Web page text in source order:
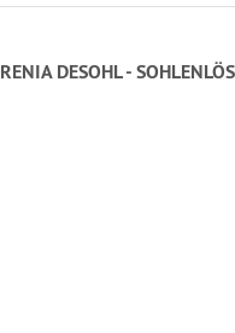
RENIA DESOHL -